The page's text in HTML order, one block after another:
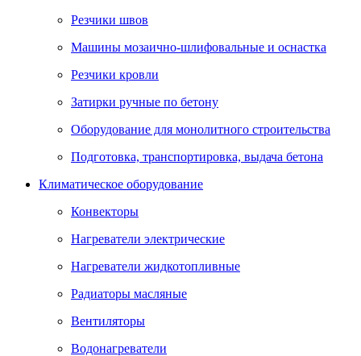
Резчики швов
Машины мозаично-шлифовальные и оснастка
Резчики кровли
Затирки ручные по бетону
Оборудование для монолитного строительства
Подготовка, транспортировка, выдача бетона
Климатическое оборудование
Конвекторы
Нагреватели электрические
Нагреватели жидкотопливные
Радиаторы масляные
Вентиляторы
Водонагреватели